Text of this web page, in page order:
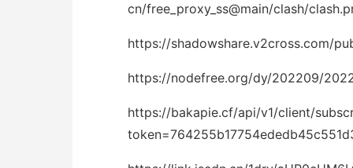
cn/free_proxy_ss@main/clash/
https://shadowshare.v2cross.com/
https://nodefree.org/dy/202209/
https://bakapie.cf/api/v1/client/